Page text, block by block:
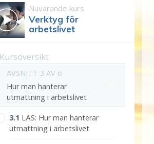
Nuvarande kurs
Verktyg för
arbetslivet
Kursöversikt
AVSNITT 3 AV 6
Hur man hanterar
utmattning i arbetslivet
3.‎1 LÄS: Hur man hanterar
utmattning i arbetslivet